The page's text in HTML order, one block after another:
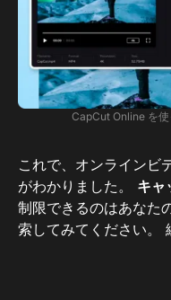
CapCut Online を
これで、オンラインビ
がわかりました。 キャ
制限できるのはあなた
索してみてください。